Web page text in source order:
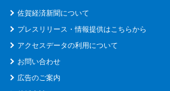
佐賀経済新聞について
プレスリリース・情報提供はこちらから
アクセスデータの利用について
お問い合わせ
広告のご案内